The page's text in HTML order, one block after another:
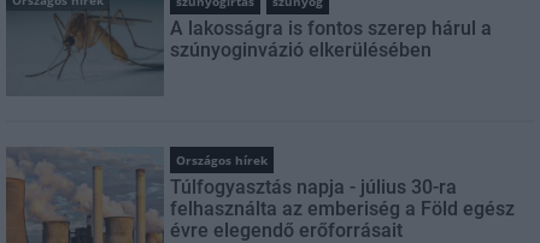
A lakosságra is fontos szerep hárul a
szúnyoginvázió elkerülésében
Országos hírek
Túlfogyasztás napja - július 30-ra
felhasználta az emberiség a Föld egész
évre elegendő erőforrásait